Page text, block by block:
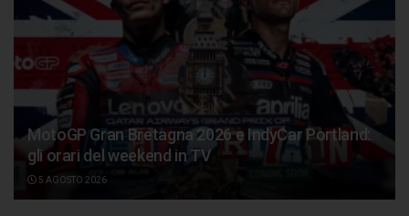
MotoGP Gran Bretagna 2026 e IndyCar Portland:
gli orari del weekend in TV
5 AGOSTO 2026